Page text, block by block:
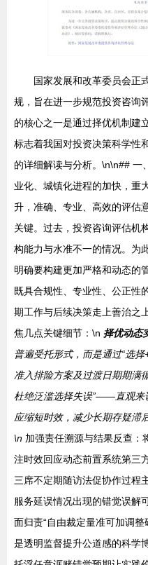
国家发展和改革委员会正
规，旨在进一步规范投资咨询
的核心之一是通过择优机制建
标志着我国对投资决策科学性
的详细解读与分析。\n\n## 一
业化、城镇化进程的加快，重
升，准确、专业、高效的评估
关键。过去，投资咨询评估机
构能力与水准不一的情况。为
明确要构建更加严格和动态的
既具合规性、专业性、公正性
期工作与后续决策走上善治之
焦几点关键细节：\n 择优动态
普遍受托形式，而是通过“选
准入排险方案及过渡日期期满
杜绝泛滥选择失误”——直观来
应缩短时效，减少长期存疑滞
\n 加强责任溯源与结果反查：
注时效回应动态前置系统第三
三席不定期随访法促协作过程
服务延误情况出现的错觉误解
面归责“自由裁定量准可加调
是透明监督提升公道感的科学